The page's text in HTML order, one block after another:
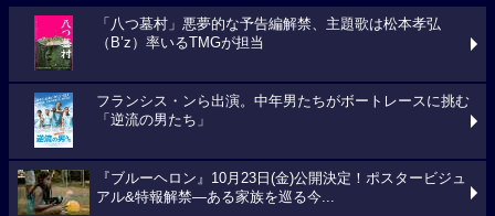
「八つ墓村」悪夢的な予告編解禁、主題歌は松本孝弘
（B’z）率いるTMGが担当
フランシス・ンら出演。中年男たちがボートレースに挑む
「逆流の男たち」
『ブルーヘロン』10月23日(金)公開決定！ポスタービジュ
アル&特報解禁―ある家族を巡る今...